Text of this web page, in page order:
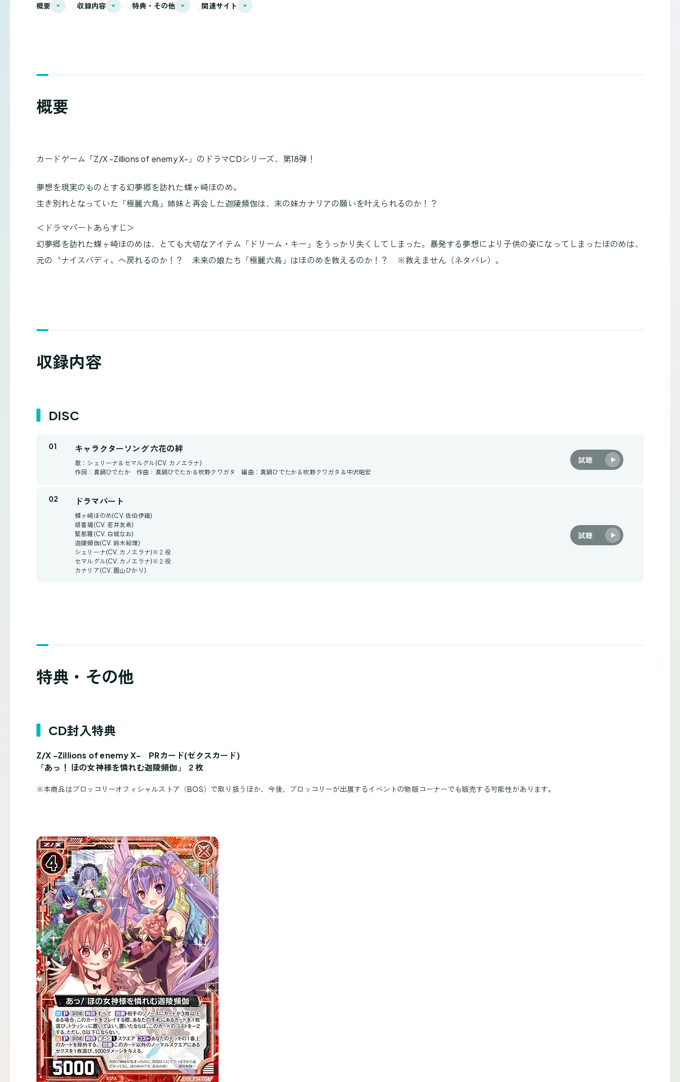
概要 収録内容 特典・その他 関連サイト
概要
カードゲーム「Z/X -Zillions of enemy X-」のドラマCDシリーズ、第18弾！
夢想を現実のものとする幻夢郷を訪れた蝶ヶ崎ほのめ。
生き別れとなっていた「極麗六鳥」姉妹と再会した迦陵頻伽は、末の妹カナリアの願いを叶えられるのか！？
＜ドラマパートあらすじ＞
幻夢郷を訪れた蝶ヶ崎ほのめは、とても大切なアイテム「ドリーム・キー」をうっかり失くしてしまった。暴発する夢想により子供の姿になってしまったほのめは、
元の〝ナイスバディ〟へ戻れるのか！？ 未来の娘たち「極麗六鳥」はほのめを救えるのか！？ ※救えません（ネタバレ）。
収録内容
DISC
キャラクターソング 六花の絆
歌：シェリーナ＆セマルグル(CV. カノエラナ)
作詞：真鍋ひでたか 作曲：真鍋ひでたか＆吹野クワガタ 編曲：真鍋ひでたか＆吹野クワガタ＆中沢昭宏
試聴
ドラマパート
蝶ヶ崎ほのめ(CV. 佐伯伊織)
胡喜媚(CV. 若井友希)
緊那羅(CV. 白城なお)
迦陵頻伽(CV. 鈴木絵理)
シェリーナ(CV. カノエラナ)※２役
セマルグル(CV. カノエラナ)※２役
カナリア(CV. 園山ひかり)
試聴
特典・その他
CD封入特典
Z/X -Zillions of enemy X- PRカード(ゼクスカード)
「あっ！ ほの女神様を憐れむ迦陵頻伽」 ２枚
※本商品はブロッコリーオフィシャルストア（BOS）で取り扱うほか、今後、ブロッコリーが出展するイベントの物販コーナーでも販売する可能性があります。